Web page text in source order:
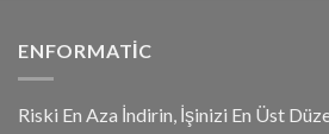
ENFORMATIC
Riski En Aza İndirin, İşinizi En Üst